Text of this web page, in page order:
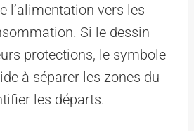
l’alimentation vers les
Si le dessin
protections, le symbole
à séparer les zones du
les départs.